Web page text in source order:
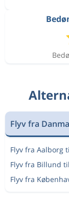
Flyv fra
Flyv fra Aalborg
Flyv fra Billund
Flyv fra